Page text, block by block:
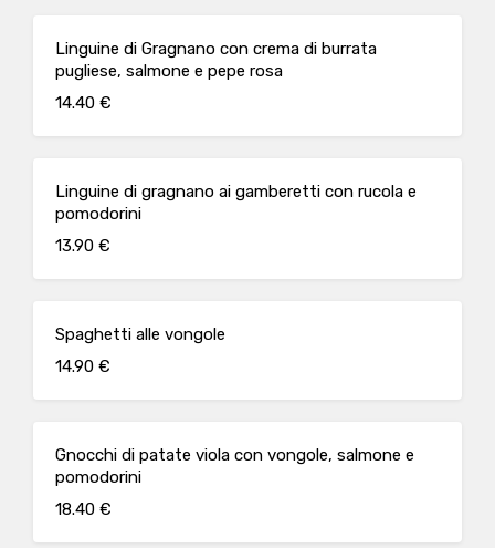
Linguine di Gragnano con crema di burrata
pugliese, salmone e pepe rosa
14.40 €
Linguine di gragnano ai gamberetti con rucola e
pomodorini
13.90 €
Spaghetti alle vongole
14.90 €
Gnocchi di patate viola con vongole, salmone e
pomodorini
18.40 €